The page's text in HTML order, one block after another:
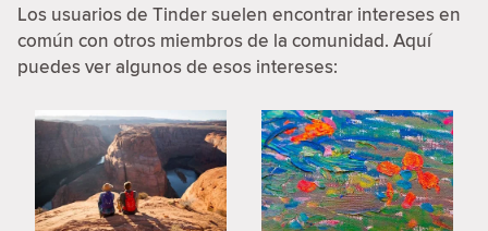
Los usuarios de Tinder suelen encontrar intereses en
común con otros miembros de la comunidad. Aquí
puedes ver algunos de esos intereses: